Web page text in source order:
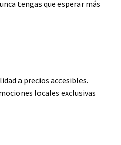
tengas que esperar más
a precios accesibles.
locales exclusivas